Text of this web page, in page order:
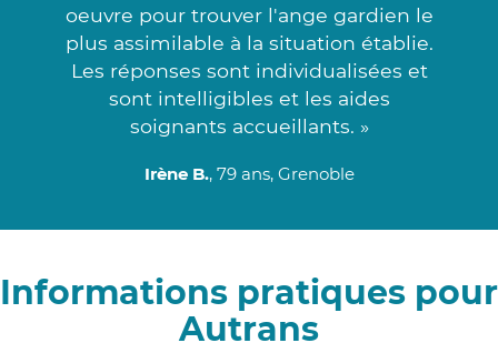
oeuvre pour trouver l'ange gardien le
plus assimilable à la situation établie.
Les réponses sont individualisées et
sont intelligibles et les aides
soignants accueillants. »
Irène B., 79 ans, Grenoble
Informations pratiques pour
Autrans